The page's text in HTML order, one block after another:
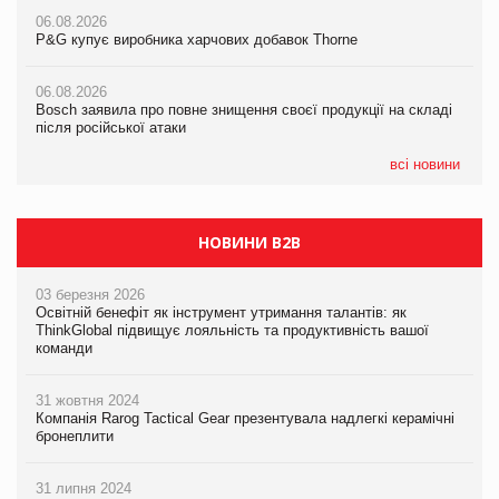
06.08.2026
P&G купує виробника харчових добавок Thorne
06.08.2026
Bosch заявила про повне знищення своєї продукції на складі
після російської атаки
всі новини
06.08.2026
P&G купує виробника харчових добавок Thorne
06.08.2026
Bosch заявила про повне знищення своєї продукції на складі
після російської атаки
06.08.2026
P&G купує виробника харчових добавок Thorne
06.08.2026
Bosch заявила про повне знищення своєї продукції на складі
після російської атаки
НОВИНИ B2B
03 березня 2026
Освітній бенефіт як інструмент утримання талантів: як
ThinkGlobal підвищує лояльність та продуктивність вашої
команди
31 жовтня 2024
Компанія Rarog Tactical Gear презентувала надлегкі керамічні
бронеплити
31 липня 2024